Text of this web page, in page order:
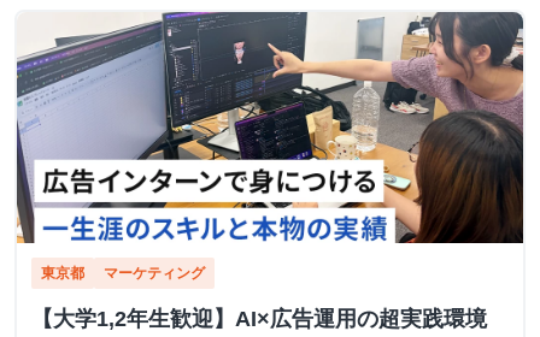
東京都 マーケティング
【大学1,2年生歓迎】AI×広告運用の超実践環境